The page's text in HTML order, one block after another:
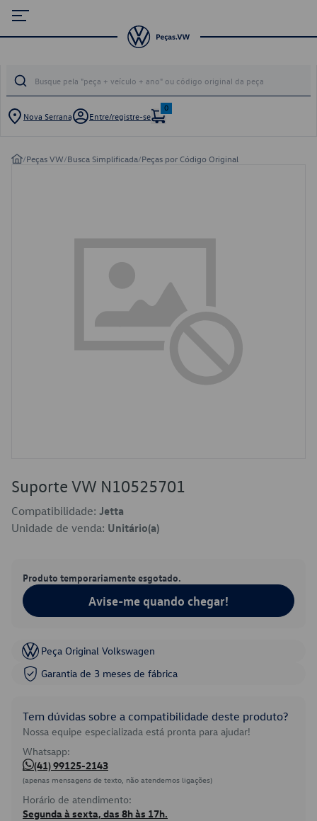
Nova Serrana Entre/registre-se
0
/Peças VW/Busca Simplificada/Peças por Código Original
Suporte VW N10525701
Compatibilidade: Jetta
Unidade de venda: Unitário(a)
Produto temporariamente esgotado.
Avise-me quando chegar!
Peça Original Volkswagen
Garantia de 3 meses de fábrica
Tem dúvidas sobre a compatibilidade deste produto?
Nossa equipe especializada está pronta para ajudar!
Whatsapp:
(41) 99125-2143
(apenas mensagens de texto, não atendemos ligações)
Horário de atendimento:
Segunda à sexta, das 8h às 17h.